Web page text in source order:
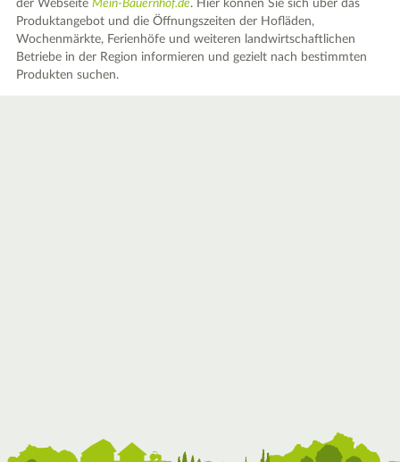
der WebseiteMein-Bauernhof.de. Hier können Sie sich über das
Produktangebot und die Öffnungszeiten der Hofläden,
Wochenmärkte, Ferienhöfe und weiteren landwirtschaftlichen
Betriebe in der Region informieren und gezielt nach bestimmten
Produkten suchen.